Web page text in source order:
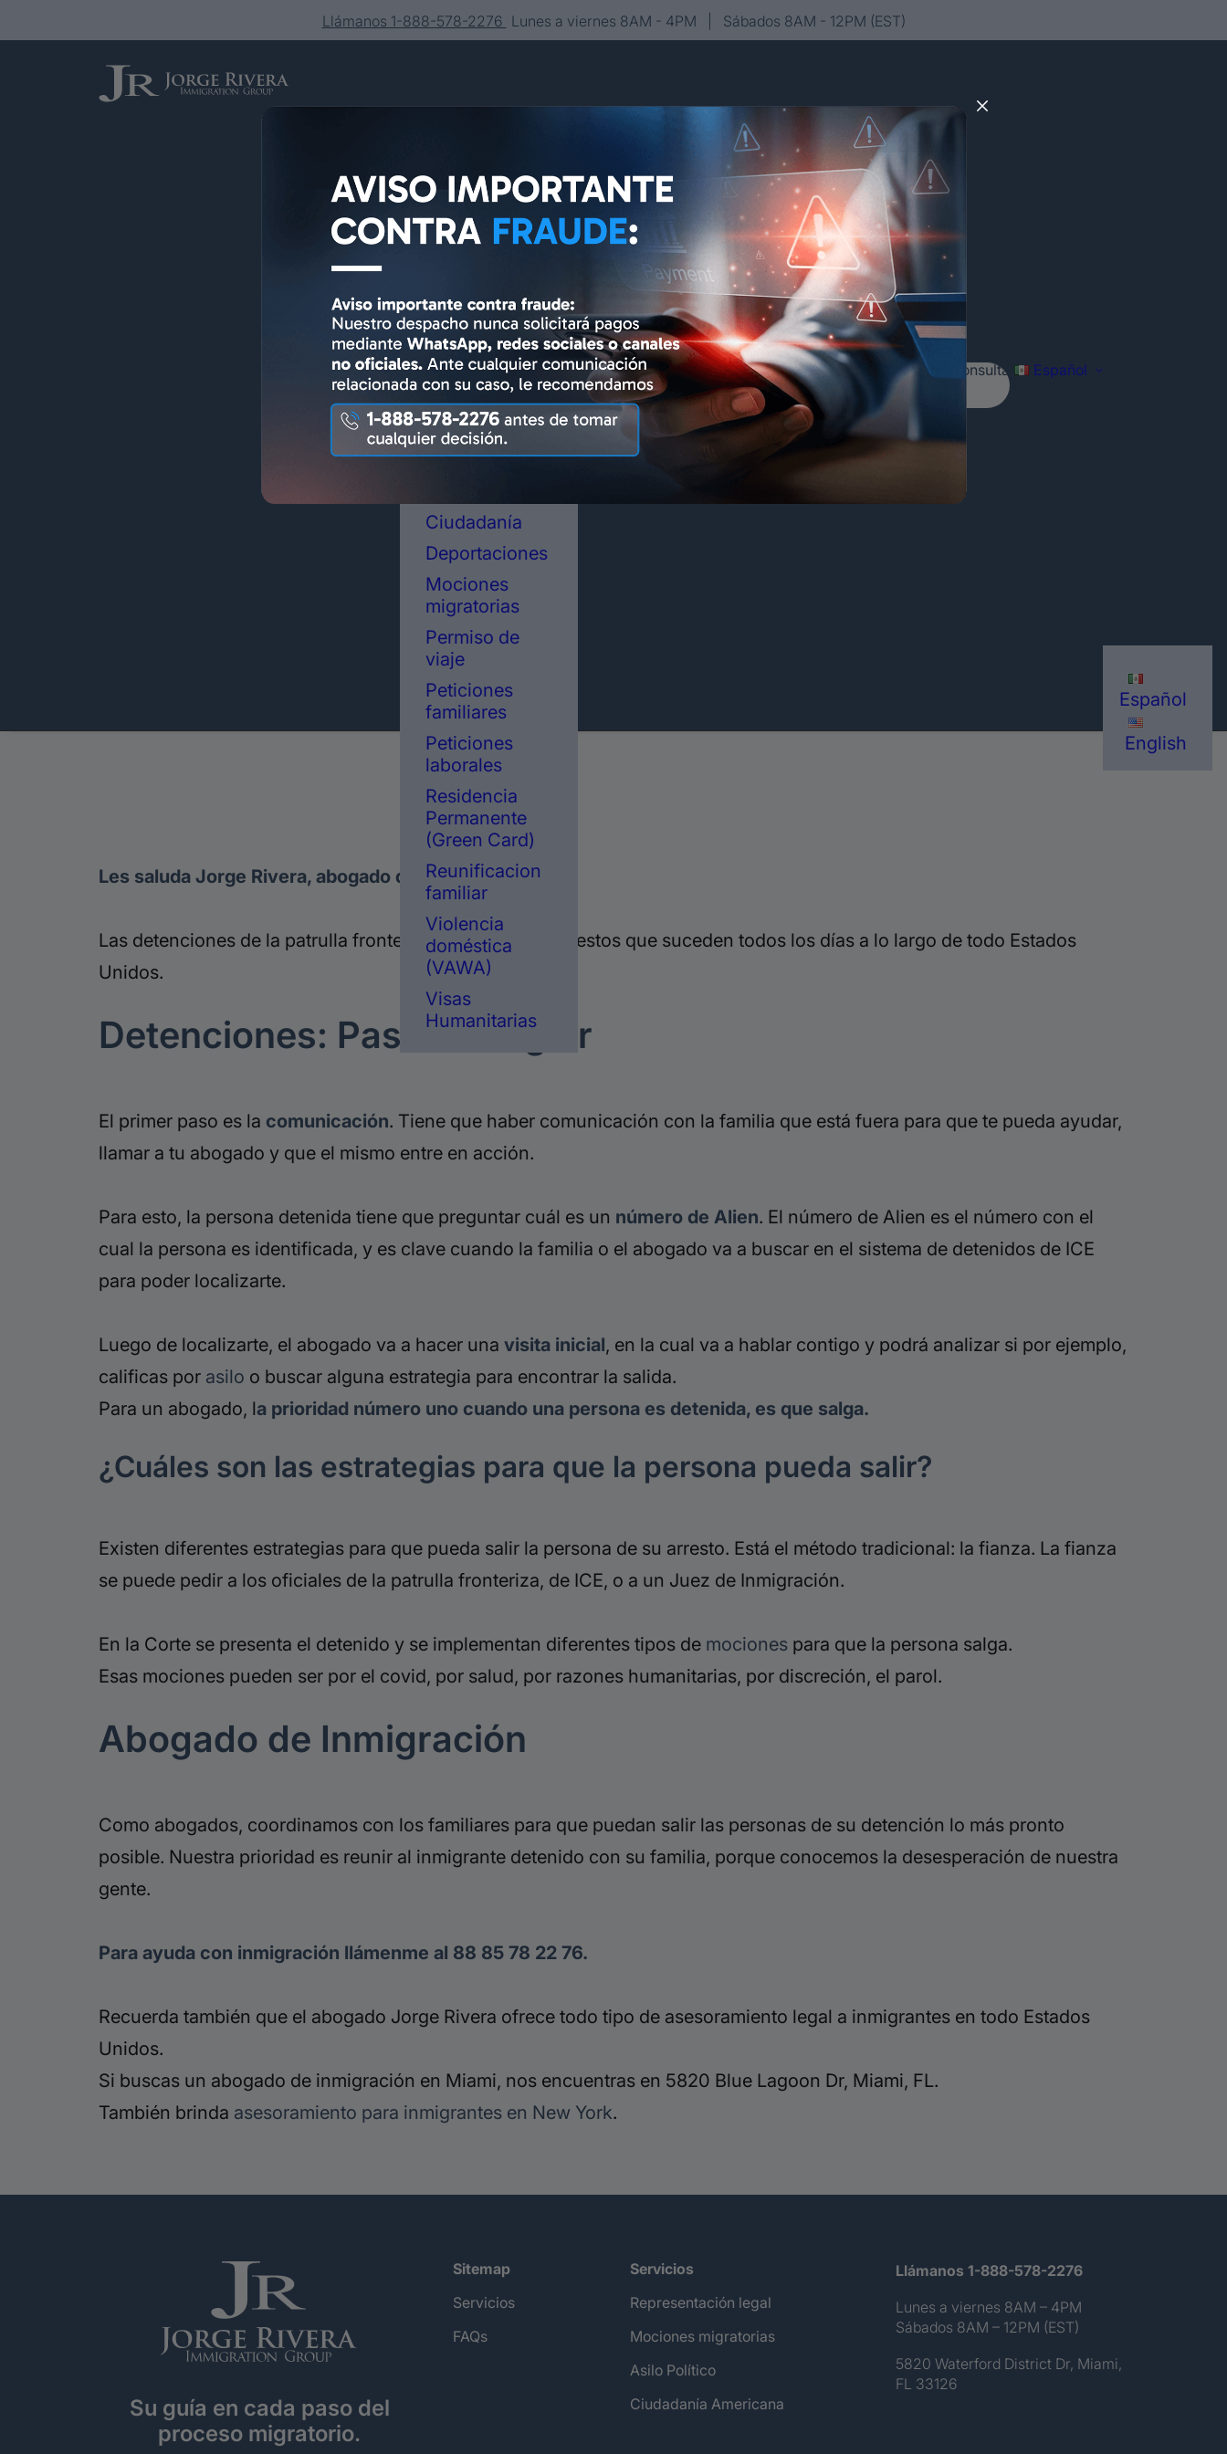
Llámanos 1-888-578-2276 Lunes a viernes 8AM - 4PM | Sábados 8AM - 12PM (EST)
Servicios
Asesoría y
representación
legal en
inmigración
Ciudadanía
Deportaciones
Mociones
migratorias
Permiso de
viaje
Peticiones
familiares
Peticiones
laborales
Residencia
Permanente
(Green Card)
Reunificacion
familiar
Violencia
doméstica
(VAWA)
Visas
Humanitarias
Conócenos Editorial Contacto Agenda tu consulta Español
Español
English
Les saluda Jorge Rivera, abogado de inmigración.
Las detenciones de la patrulla fronteriza o de ICE, son arrestos que suceden todos los días a lo largo de todo Estados
Unidos.
Detenciones: Pasos a seguir
El primer paso es la comunicación. Tiene que haber comunicación con la familia que está fuera para que te pueda ayudar,
llamar a tu abogado y que el mismo entre en acción.
Para esto, la persona detenida tiene que preguntar cuál es un número de Alien. El número de Alien es el número con el
cual la persona es identificada, y es clave cuando la familia o el abogado va a buscar en el sistema de detenidos de ICE
para poder localizarte.
Luego de localizarte, el abogado va a hacer una visita inicial, en la cual va a hablar contigo y podrá analizar si por ejemplo,
calificas por asilo o buscar alguna estrategia para encontrar la salida.
Para un abogado, la prioridad número uno cuando una persona es detenida, es que salga.
¿Cuáles son las estrategias para que la persona pueda salir?
Existen diferentes estrategias para que pueda salir la persona de su arresto. Está el método tradicional: la fianza. La fianza
se puede pedir a los oficiales de la patrulla fronteriza, de ICE, o a un Juez de Inmigración.
En la Corte se presenta el detenido y se implementan diferentes tipos de mociones para que la persona salga.
Esas mociones pueden ser por el covid, por salud, por razones humanitarias, por discreción, el parol.
Abogado de Inmigración
Como abogados, coordinamos con los familiares para que puedan salir las personas de su detención lo más pronto
posible. Nuestra prioridad es reunir al inmigrante detenido con su familia, porque conocemos la desesperación de nuestra
gente.
Para ayuda con inmigración llámenme al 88 85 78 22 76.
Recuerda también que el abogado Jorge Rivera ofrece todo tipo de asesoramiento legal a inmigrantes en todo Estados
Unidos.
Si buscas un abogado de inmigración en Miami, nos encuentras en 5820 Blue Lagoon Dr, Miami, FL.
También brinda asesoramiento para inmigrantes en New York.
Su guía en cada paso del
proceso migratorio.
Sitemap
Servicios
FAQs
Servicios
Representación legal
Mociones migratorias
Asilo Político
Ciudadanía Americana
Llámanos 1-888-578-2276
Lunes a viernes 8AM – 4PM
Sábados 8AM – 12PM (EST)
5820 Waterford District Dr, Miami,
FL 33126